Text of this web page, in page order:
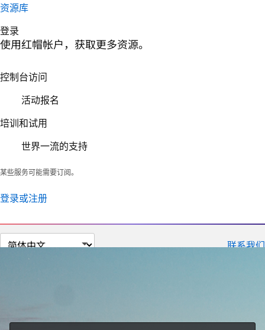
资源库
登录
使用红帽帐户，获取更多资源。
控制台访问
活动报名
培训和试用
世界一流的支持
某些服务可能需要订阅。
登录或注册
切
联系我们